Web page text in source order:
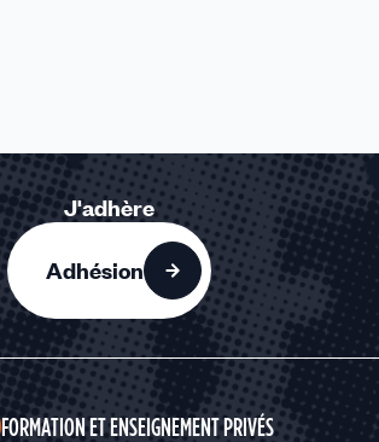
J'adhère
Adhésion
FORMATION ET ENSEIGNEMENT PRIVÉS